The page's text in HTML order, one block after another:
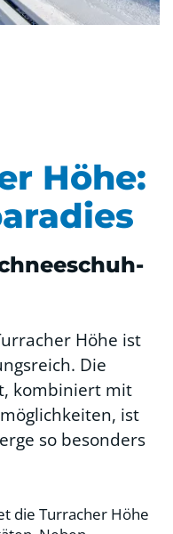
Höhe:
Höhe ist
Die
kombiniert mit
ist
so besonders
die Turracher Höhe